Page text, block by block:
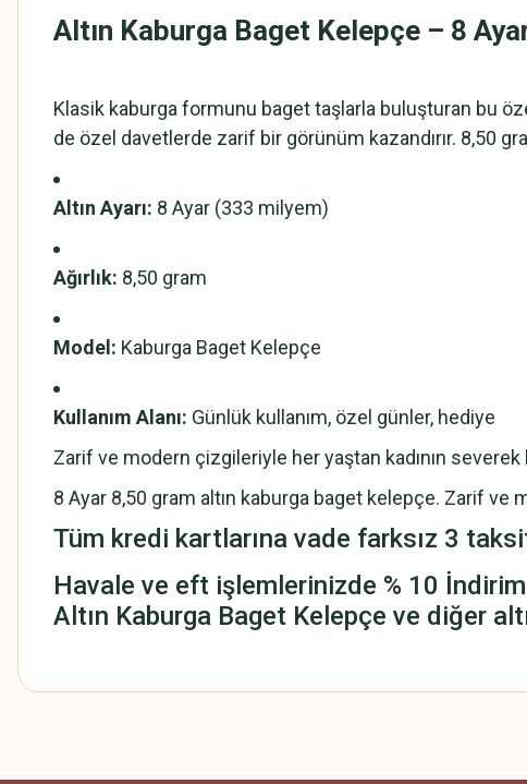
Altın Kaburga Baget Kelepçe – 8
Klasik kaburga formunu baget taşlarla buluşturan bu özel
de özel davetlerde zarif bir görünüm kazandırır. 8,50
Altın Ayarı: 8 Ayar (333 milyem)
Ağırlık: 8,50 gram
Model: Kaburga Baget Kelepçe
Kullanım Alanı: Günlük kullanım, özel günler, hediye
Zarif ve modern çizgileriyle her yaştan kadının
8 Ayar 8,50 gram altın kaburga baget kelepçe. Zarif ve
Tüm kredi kartlarına vade farksız 3
Havale ve eft işlemlerinizde % 10 İndirim
Altın Kaburga Baget Kelepçe ve diğer